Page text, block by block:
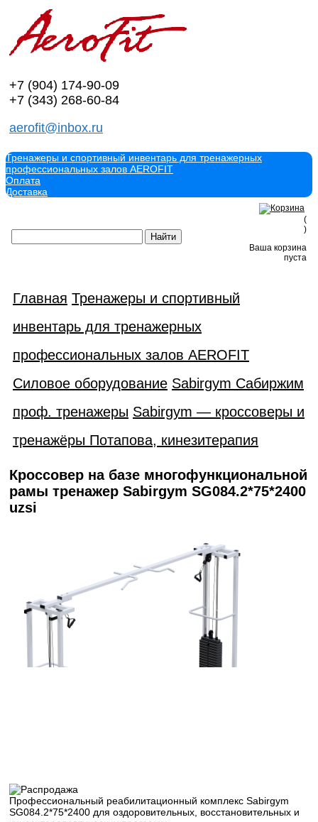
+7 (904) 174-90-09
+7 (343) 268-60-84
aerofit@inbox.ru
Тренажеры и спортивный инвентарь для тренажерных
профессиональных залов AEROFIT
Оплата
Доставка
(
)
Ваша корзина
пуста
Главная Тренажеры и спортивный
инвентарь для тренажерных
профессиональных залов AEROFIT
Силовое оборудование Sabirgym Сабиржим
проф. тренажеры Sabirgym — кроссоверы и
тренажёры Потапова, кинезитерапия
Кроссовер на базе многофункциональной
рамы тренажер Sabirgym SG084.2*75*2400
uzsi
Профессиональный реабилитационный комплекс Sabirgym
SG084.2*75*2400 для оздоровительных, восстановительных и